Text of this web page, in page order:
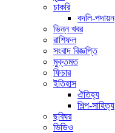
চাকরি
বদলি-পদায়ন
ভিন্ন খবর
রাশিফল
সংবাদ বিজ্ঞপ্তি
মুক্তমত
ফিচার
ইতিহাস
ঐতিহ্য
শিল্প-সাহিত্য
ছবিঘর
ভিডিও